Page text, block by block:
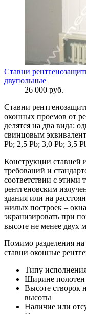
Ставни
двупольные
26 000 руб.
Ставни
оконных проемов от
делятся на два вида:
свинцовым
Pb; 2,5 Pb; 3,0 Pb; 3,5
Конструкции ставней
требований и
соответствии с этими
рентгеновским
здания или на
жилых построек –
экранизировать при
высоте не менее двух
Помимо разделения на
ставни оконные
Типу
Ширине полотен
Высоте створок
высоты
Наличие или